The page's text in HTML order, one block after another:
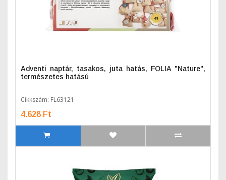
Adventi naptár, tasakos, juta hatás, FOLIA "Nature",
természetes hatású
Cikkszám: FL63121
4.628 Ft